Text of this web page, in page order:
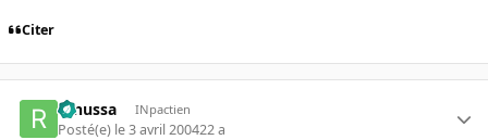
Citer
renussa INpactien
Posté(e) le 3 avril 200422 a